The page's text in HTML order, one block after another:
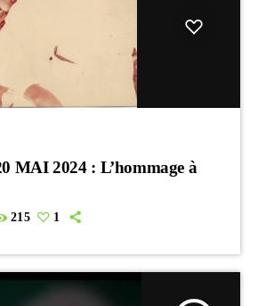
MAI 2024 : L’hommage à
215 1